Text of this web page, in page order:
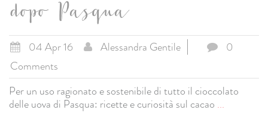
dopo Pasqua
04 Apr 16 Alessandra Gentile
0
Comments
Per un uso ragionato e sostenibile di tutto il cioccolato
delle uova di Pasqua: ricette e curiosità sul cacao ...